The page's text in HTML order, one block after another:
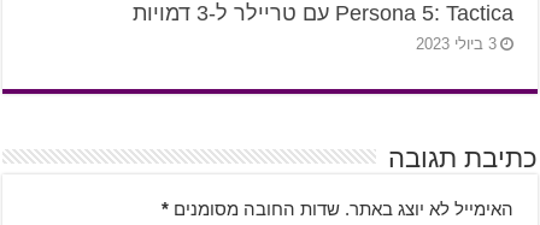
Persona 5: Tactica עם טריילר ל-3 דמויות
3 ביולי 2023
כתיבת תגובה
האימייל לא יוצג באתר. שדות החובה מסומנים *